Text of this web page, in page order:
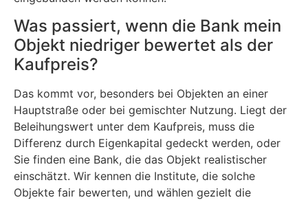
Was passiert, wenn die Bank mein
Objekt niedriger bewertet als der
Kaufpreis?
Das kommt vor, besonders bei Objekten an einer
Hauptstraße oder bei gemischter Nutzung. Liegt der
Beleihungswert unter dem Kaufpreis, muss die
Differenz durch Eigenkapital gedeckt werden, oder
Sie finden eine Bank, die das Objekt realistischer
einschätzt. Wir kennen die Institute, die solche
Objekte fair bewerten, und wählen gezielt die